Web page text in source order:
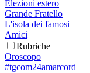
Elezioni estero
Grande Fratello
L'isola dei famosi
Amici
Rubriche
Oroscopo
#tgcom24amarcord